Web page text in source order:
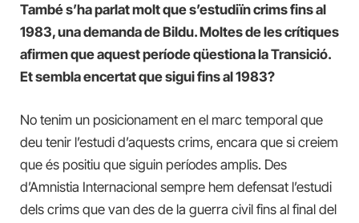
També s’ha parlat molt que s’estudiïn crims fins al
1983, una demanda de Bildu. Moltes de les crítiques
afirmen que aquest període qüestiona la Transició.
Et sembla encertat que sigui fins al 1983?
No tenim un posicionament en el marc temporal que
deu tenir l’estudi d’aquests crims, encara que si creiem
que és positiu que siguin períodes amplis. Des
d’Amnistia Internacional sempre hem defensat l’estudi
dels crims que van des de la guerra civil fins al final del